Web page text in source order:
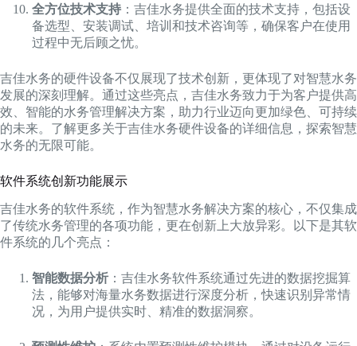
全方位技术支持 ：吉佳水务提供全面的技术支持，包括设
备选型、安装调试、培训和技术咨询等，确保客户在使用
过程中无后顾之忧。
吉佳水务的硬件设备不仅展现了技术创新，更体现了对智慧水务
发展的深刻理解。通过这些亮点，吉佳水务致力于为客户提供高
效、智能的水务管理解决方案，助力行业迈向更加绿色、可持续
的未来。了解更多关于吉佳水务硬件设备的详细信息，探索智慧
水务的无限可能。
软件系统创新功能展示
吉佳水务的软件系统，作为智慧水务解决方案的核心，不仅集成
了传统水务管理的各项功能，更在创新上大放异彩。以下是其软
件系统的几个亮点：
智能数据分析 ：吉佳水务软件系统通过先进的数据挖掘算
法，能够对海量水务数据进行深度分析，快速识别异常情
况，为用户提供实时、精准的数据洞察。